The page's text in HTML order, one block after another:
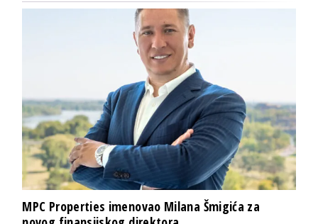
MPC Properties imenovao Milana Šmigića za